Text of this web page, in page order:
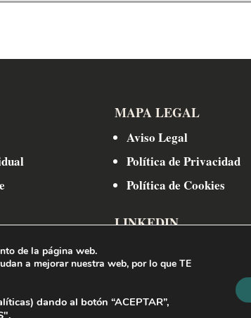
MAPA LEGAL
Aviso Legal
Política de Privacidad
Política de Cookies
LINKEDIN
de la página web.
a mejorar nuestra web, por lo que TE
dando al botón “ACEPTAR”,